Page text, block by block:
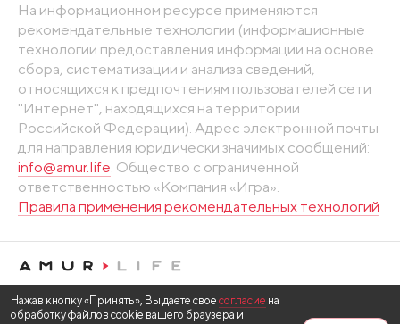
На информационном ресурсе применяются
рекомендательные технологии (информационные
технологии предоставления информации на основе
сбора, систематизации и анализа сведений,
относящихся к предпочтениям пользователей сети
"Интернет", находящихся на территории
Российской Федерации). Адрес электронной почты
для направления юридически значимых сообщений:
info@amur.life. Общество с ограниченной
ответственностью «Компания «Игра».
Правила применения рекомендательных технологий
Нажав кнопку «Принять», Вы даете свое согласие на
обработку файлов cookie вашего браузера и